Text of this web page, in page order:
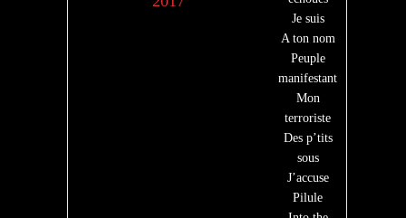
Je suis
A ton nom
Peuple
manifestant
Mon
terroriste
Des p’tits
sous
J’accuse
Pilule